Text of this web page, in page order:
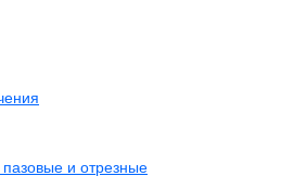
и отрезные